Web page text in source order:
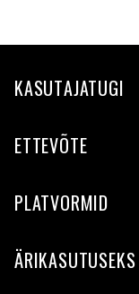
KASUTAJATUGI
ETTEVÕTE
PLATVORMID
ÄRIKASUTUSEKS